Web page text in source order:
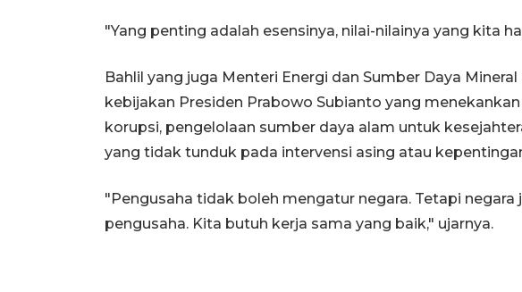
"Yang penting adalah esensinya, nilai-nilainya yang kita
Bahlil yang juga Menteri Energi dan Sumber Daya
kebijakan Presiden Prabowo Subianto yang
korupsi, pengelolaan sumber daya alam untuk
yang tidak tunduk pada intervensi asing atau
"Pengusaha tidak boleh mengatur negara. Tetapi
pengusaha. Kita butuh kerja sama yang baik," ujarnya.